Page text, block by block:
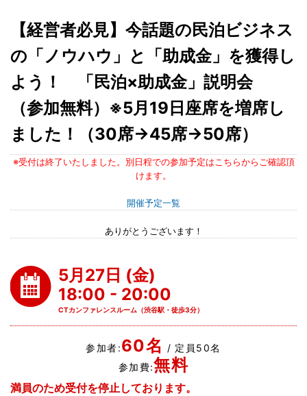
【経営者必見】今話題の民泊ビジネス
の「ノウハウ」と「助成金」を獲得し
よう！ 「民泊×助成金」説明会
（参加無料）※5月19日座席を増席し
ました！（30席→45席→50席）
※受付は終了いたしました。別日程での参加予定はこちらからご確認頂
けます。
開催予定一覧
ありがとうございます！
5月27日 (金)
18:00 - 20:00
CTカンファレンスルーム（渋谷駅・徒歩3分）
参加者:60名
/ 定員50名
参加費:無料
満員のため受付を停止しております。